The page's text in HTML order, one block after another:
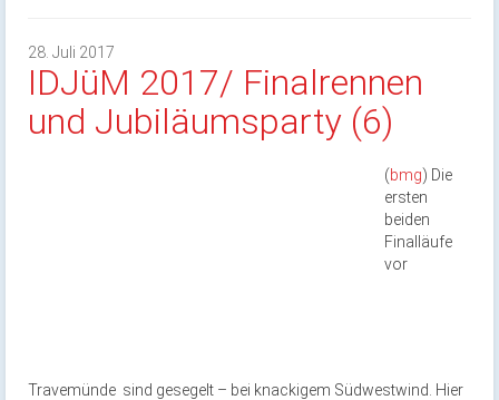
28. Juli 2017
IDJüM 2017/ Finalrennen
und Jubiläumsparty (6)
(bmg) Die
ersten
beiden
Finalläufe
vor
Travemünde sind gesegelt – bei knackigem Südwestwind. Hier